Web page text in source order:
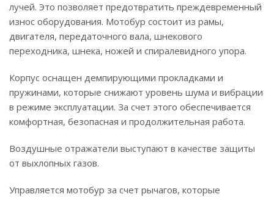
лучей. Это позволяет предотвратить преждевременный
износ оборудования. Мотобур состоит из рамы,
двигателя, передаточного вала, шнекового
переходника, шнека, ножей и спиралевидного упора.
Корпус оснащен демпирующими прокладками и
пружинами, которые снижают уровень шума и вибрации
в режиме эксплуатации. За счет этого обеспечивается
комфортная, безопасная и продолжительная работа.
Воздушные отражатели выступают в качестве защиты
от выхлопных газов.
Управляется мотобур за счет рычагов, которые